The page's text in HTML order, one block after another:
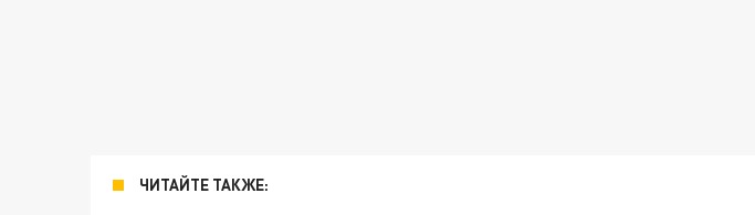
ЧИТАЙТЕ ТАКЖЕ: